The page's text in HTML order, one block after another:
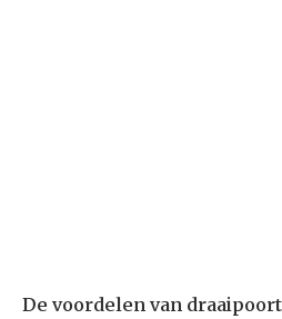
De voordelen van